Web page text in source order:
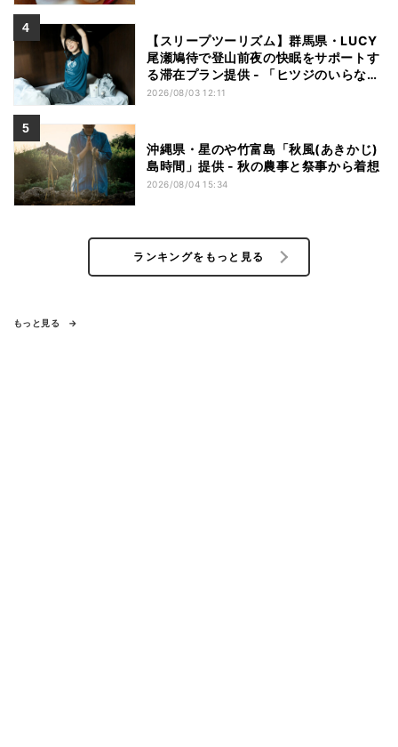
【スリープツーリズム】群馬県・LUCY
尾瀬鳩待で登山前夜の快眠をサポートす
る滞在プラン提供 - 「ヒツジのいらない
枕」とコラボ
2026/08/03 12:11
沖縄県・星のや竹富島「秋風(あきかじ)
島時間」提供 - 秋の農事と祭事から着想
2026/08/04 15:34
ランキングをもっと見る
もっと見る